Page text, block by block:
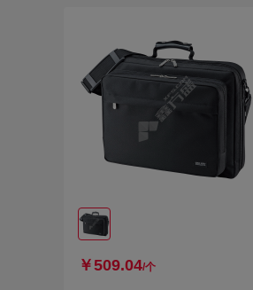
￥509.04/个